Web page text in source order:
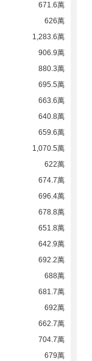
671.6萬
626萬
1,283.6萬
906.9萬
880.3萬
695.5萬
663.6萬
640.8萬
659.6萬
1,070.5萬
622萬
674.7萬
696.4萬
678.8萬
651.8萬
642.9萬
692.2萬
688萬
681.7萬
692萬
662.7萬
704.7萬
679萬